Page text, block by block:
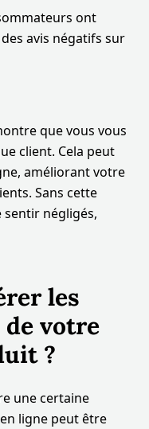
ont
avis négatifs sur
que vous vous
client. Cela peut
améliorant votre
Sans cette
négligés,
les
votre
?
une certaine
ligne peut être